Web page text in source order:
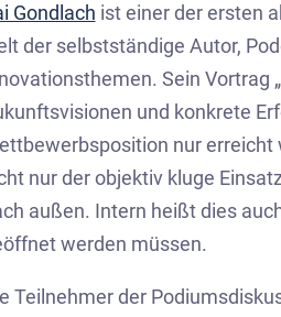
Gondlach ist einer der ersten
der selbstständige Autor,
Sein Vortrag
und konkrete
nur erreicht
nur der objektiv kluge
außen. Intern heißt dies
werden müssen.
Teilnehmer der